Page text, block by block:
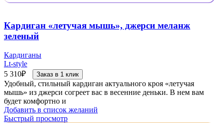
Кардиган «летучая мышь», джерси меланж
зеленый
Кардиганы
Lt-style
5 310₽ Заказ в 1 клик
Удобный, стильный кардиган актуального кроя «летучая
мышь» из джерси согреет вас в весенние деньки. В нем вам
будет комфортно и
Добавить в список желаний
Быстрый просмотр